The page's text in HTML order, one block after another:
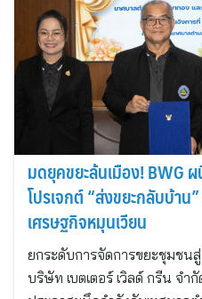
มดยุคขยะล้นเมือง! BWG
โปรเจกต์ “ส่งขยะกลับบ้า
เศรษฐกิจหมุนเวียน
ยกระดับการจัดการขยะชุมชน
บริษัท เบตเตอร์ เวิลด์ กรีน จำ